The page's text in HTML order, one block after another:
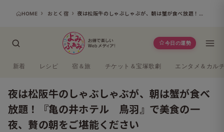
HOME おとく宿 夜は松阪牛のしゃぶしゃぶが、朝は蟹が食べ放題！『亀の井ホテル 鳥羽』で美食の一夜、贅の朝をご堪能ください
今日の運勢
新着 レシピ 宿＆旅 チケット＆宝塚歌劇 エンタメ＆カル
夜は松阪牛のしゃぶしゃぶが、朝は蟹が食べ
放題！『亀の井ホテル 鳥羽』で美食の一
夜、贅の朝をご堪能ください